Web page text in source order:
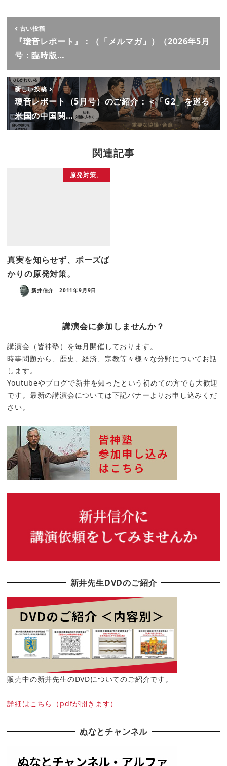
古い投稿
『瓊音レポート』：（「メルマガ」）（2026年5月
号：臨時版…
新しい投稿
瓊音レポート（5月号）のご紹介：＜「G2」を巡る
米国の中国関…
関連記事
原発対策、
真実を知らせず、ポーズば
かりの原発対策。
新井信介 2011年9月9日
講演会に参加しませんか？
講演会（皆神塾）を毎月開催しております。
時事問題から、歴史、経済、宗教等々様々な分野についてお話
します。
Youtubeやブログで新井を知ったという初めての方でも大歓迎
です。最新の講演会については下記バナーよりお申し込みくだ
さい。
新井先生DVDのご紹介
販売中の新井先生のDVDについてのご紹介です。
詳細はこちら（pdfが開きます）
ぬなとチャンネル